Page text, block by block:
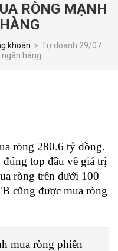
RÒNG MẠNH
khoán > Tự doanh 29/07:
hàng
ròng 280.6 tỷ đồng.
top đầu về giá trị
ròng trên dưới 100
cũng được mua ròng
mua ròng phiên